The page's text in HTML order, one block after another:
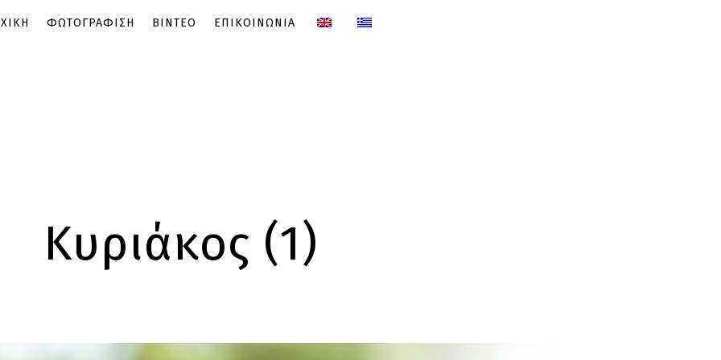
ΦΩΤΟΓΡΑΦΙΣΗ ΒΙΝΤΕΟ ΕΠΙΚΟΙΝΩΝΙΑ
Κυριάκος (1)